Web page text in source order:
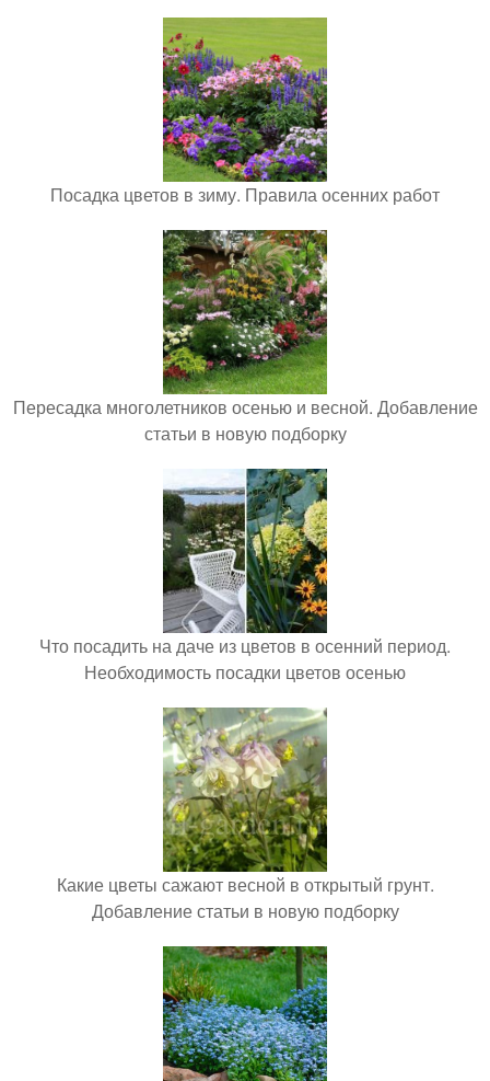
Посадка цветов в зиму. Правила осенних работ
Пересадка многолетников осенью и весной. Добавление
статьи в новую подборку
Что посадить на даче из цветов в осенний период.
Необходимость посадки цветов осенью
Какие цветы сажают весной в открытый грунт.
Добавление статьи в новую подборку